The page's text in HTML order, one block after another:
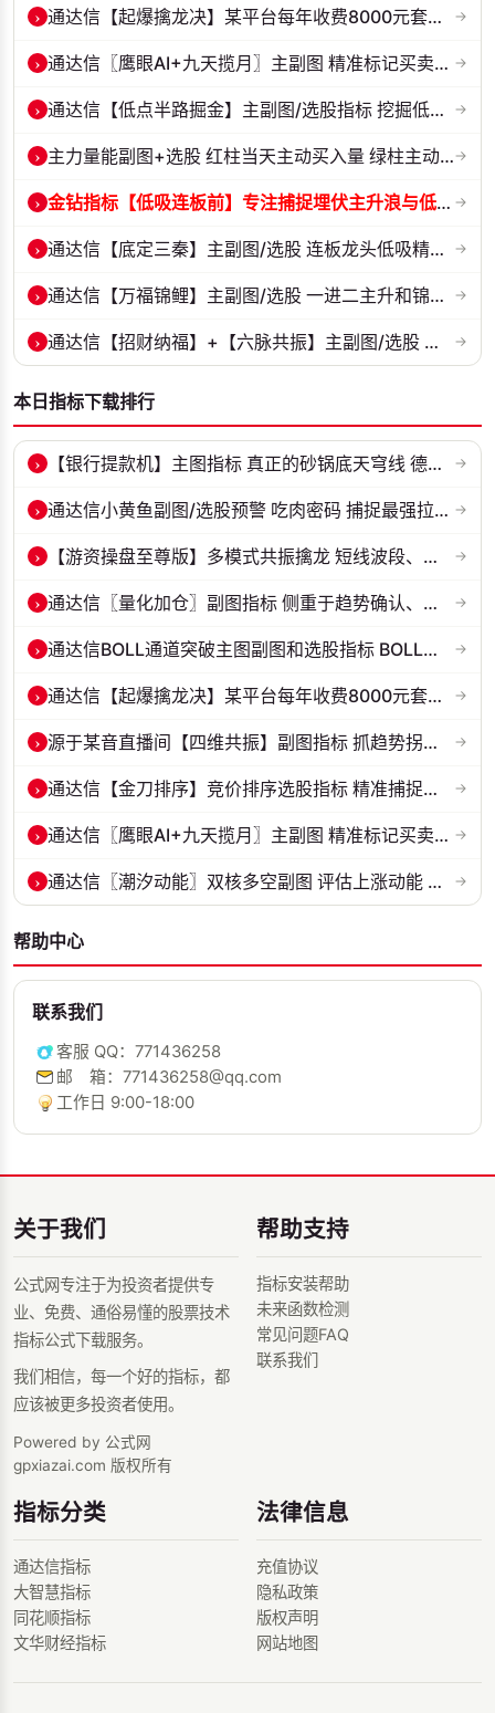
› 通达信【起爆擒龙决】某平台每年收费8000元套装 指标源码 无未来 →
› 通达信〖鹰眼AI+九天揽月〗主副图 精准标记买卖拐点 九维因子共振过滤杂... →
› 通达信【低点半路掘金】主副图/选股指标 挖掘低吸 半路下跌低吸思路 源... →
› 主力量能副图+选股 红柱当天主动买入量 绿柱主动卖出量→
› 金钻指标【低吸连板前】专注捕捉埋伏主升浪与低吸连板节点 信号全天锁定... →
› 通达信【底定三秦】主副图/选股 连板龙头低吸精准量化 出票少而精 五年... →
› 通达信【万福锦鲤】主副图/选股 一进二主升和锦鲤回调两种模式 源码 →
› 通达信【招财纳福】+【六脉共振】主副图/选股 自用经历实战的指标 抓强... →
本日指标下载排行
› 【银行提款机】主图指标 真正的砂锅底天穹线 德某通要价10万的主图核心... →
› 通达信小黄鱼副图/选股预警 吃肉密码 捕捉最强拉升段 源码 贴图 →
› 【游资操盘至尊版】多模式共振擒龙 短线波段、低位抄底、游资启动行情量... →
› 通达信〖量化加仓〗副图指标 侧重于趋势确认、量能配合与高低位反转信号... →
› 通达信BOLL通道突破主图副图和选股指标 BOLL通达突破追踪主力动向 源码... →
› 通达信【起爆擒龙决】某平台每年收费8000元套装 指标源码 无未来 →
› 源于某音直播间【四维共振】副图指标 抓趋势拐点，多维信号过滤假突破！... →
› 通达信【金刀排序】竞价排序选股指标 精准捕捉强势首板 源码 贴图 →
› 通达信〖鹰眼AI+九天揽月〗主副图 精准标记买卖拐点 九维因子共振过滤杂... →
› 通达信〖潮汐动能〗双核多空副图 评估上涨动能 量化判断多空力量的强弱... →
帮助中心
联系我们
客服 QQ：771436258
邮 箱：771436258@qq.com
工作日 9:00-18:00
关于我们
公式网专注于为投资者提供专
业、免费、通俗易懂的股票技术
指标公式下载服务。
我们相信，每一个好的指标，都
应该被更多投资者使用。
Powered by 公式网
gpxiazai.com 版权所有
帮助支持
指标安装帮助
未来函数检测
常见问题FAQ
联系我们
指标分类
通达信指标
大智慧指标
同花顺指标
文华财经指标
法律信息
充值协议
隐私政策
版权声明
网站地图